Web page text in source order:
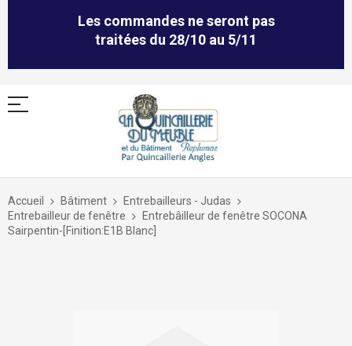
Les commandes ne seront pas
traitées du 28/10 au 5/11
Allez
contenu
Accueil Bâtiment
Entrebailleurs - Judas
Entrebailleur de fenêtre
Entrebâilleur de fenêtre SOCONA
Sairpentin-[Finition:E1B Blanc]